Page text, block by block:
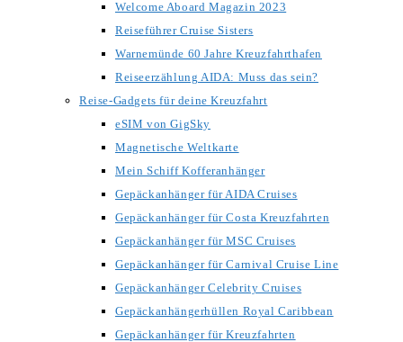
Welcome Aboard Magazin 2023
Reiseführer Cruise Sisters
Warnemünde 60 Jahre Kreuzfahrthafen
Reiseerzählung AIDA: Muss das sein?
Reise-Gadgets für deine Kreuzfahrt
eSIM von GigSky
Magnetische Weltkarte
Mein Schiff Kofferanhänger
Gepäckanhänger für AIDA Cruises
Gepäckanhänger für Costa Kreuzfahrten
Gepäckanhänger für MSC Cruises
Gepäckanhänger für Carnival Cruise Line
Gepäckanhänger Celebrity Cruises
Gepäckanhängerhüllen Royal Caribbean
Gepäckanhänger für Kreuzfahrten